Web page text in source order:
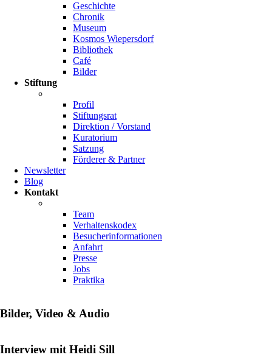
Geschichte
Chronik
Museum
Kosmos Wiepersdorf
Bibliothek
Café
Bilder
Stiftung
Profil
Stiftungsrat
Direktion / Vorstand
Kuratorium
Satzung
Förderer & Partner
Newsletter
Blog
Kontakt
Team
Verhaltenskodex
Besucherinformationen
Anfahrt
Presse
Jobs
Praktika
Bilder, Video & Audio
Interview mit Heidi Sill